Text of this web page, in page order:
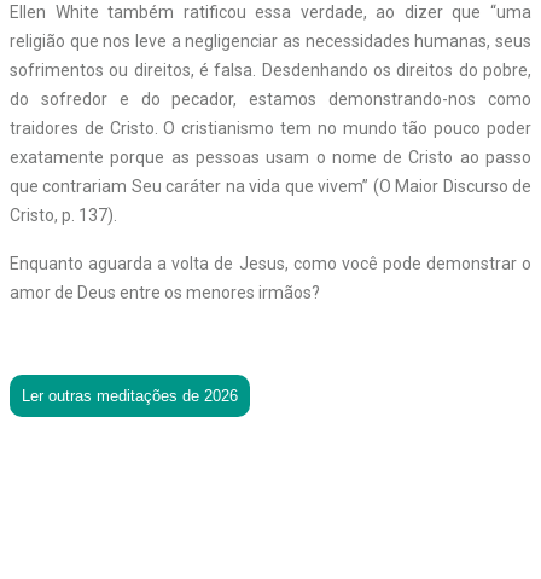
Ellen White também ratificou essa verdade, ao dizer que “uma
religião que nos leve a negligenciar as necessidades humanas, seus
sofrimentos ou direitos, é falsa. Desdenhando os direitos do pobre,
do sofredor e do pecador, estamos demonstrando-nos como
traidores de Cristo. O cristianismo tem no mundo tão pouco poder
exatamente porque as pessoas usam o nome de Cristo ao passo
que contrariam Seu caráter na vida que vivem” (O Maior Discurso de
Cristo, p. 137).
Enquanto aguarda a volta de Jesus, como você pode demonstrar o
amor de Deus entre os menores irmãos?
Ler outras meditações de 2026